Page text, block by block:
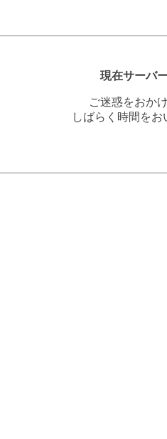
現在サーバ
ご迷惑をおか
しばらく時間を